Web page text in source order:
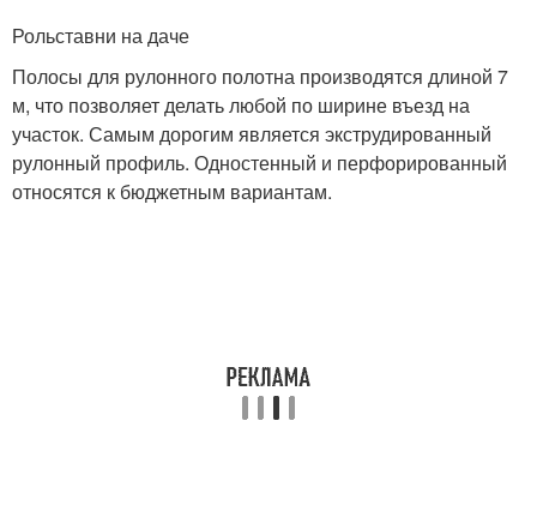
Рольставни на даче
Полосы для рулонного полотна производятся длиной 7
м, что позволяет делать любой по ширине въезд на
участок. Самым дорогим является экструдированный
рулонный профиль. Одностенный и перфорированный
относятся к бюджетным вариантам.